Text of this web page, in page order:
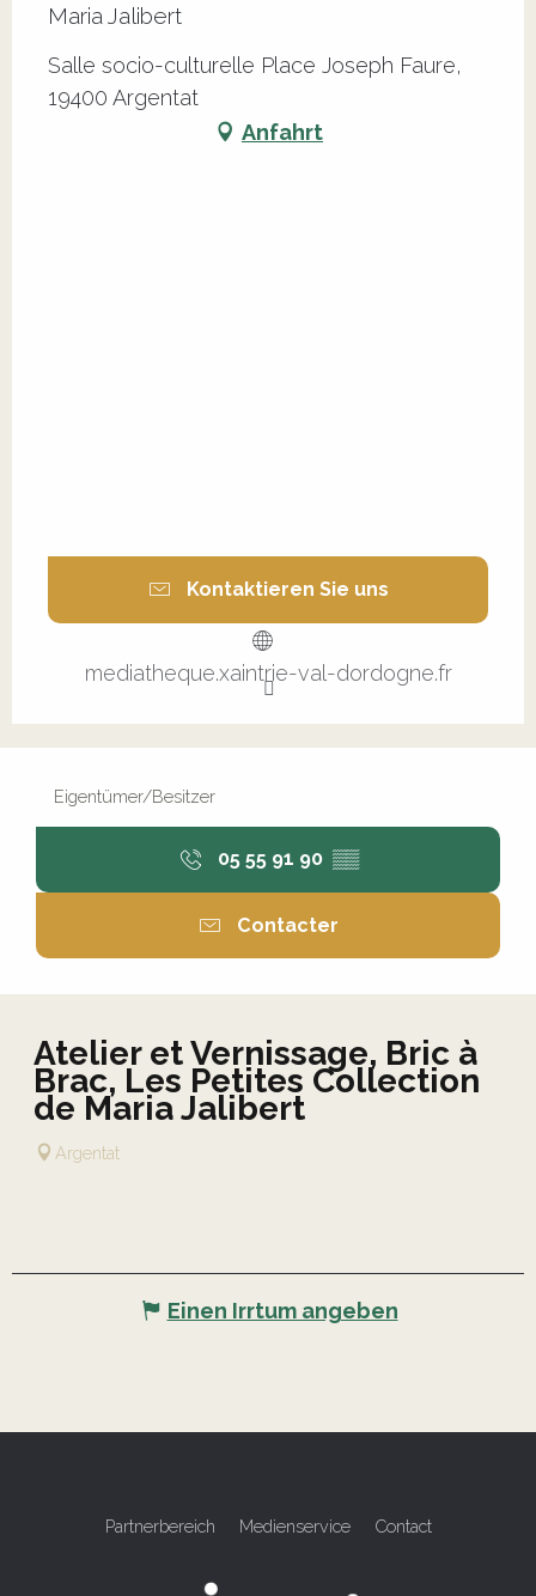
Maria Jalibert
Salle socio-culturelle Place Joseph Faure,
19400 Argentat
Anfahrt
Kontaktieren Sie uns
mediatheque.xaintrie-val-dordogne.fr
Eigentümer/Besitzer
05 55 91 90 ▒▒
Contacter
Atelier et Vernissage, Bric à
Brac, Les Petites Collection
de Maria Jalibert
Argentat
Einen Irrtum angeben
Partnerbereich Medienservice Contact